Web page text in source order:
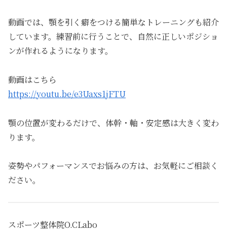
動画では、顎を引く癖をつける簡単なトレーニングも紹介
しています。練習前に行うことで、自然に正しいポジショ
ンが作れるようになります。
動画はこちら
https://youtu.be/e3Uaxs1jFTU
顎の位置が変わるだけで、体幹・軸・安定感は大きく変わ
ります。
姿勢やパフォーマンスでお悩みの方は、お気軽にご相談く
ださい。
スポーツ整体院O.CLabo